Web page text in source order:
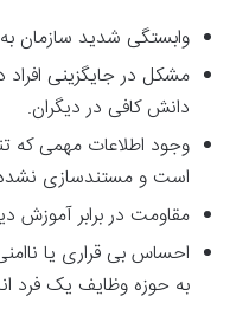
وابستگی شدید سازمان
مشکل در جایگزینی
دانش کافی در دیگران.
وجود اطلاعات مهمی که
است و مستندسازی
مقاومت در برابر آموزش
احساس بی قراری یا
به حوزه وظایف یک فرد